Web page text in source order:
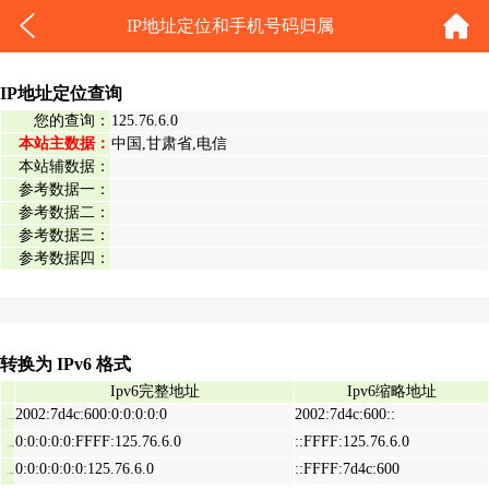
IP地址定位和手机号码归属
IP地址定位查询
您的查询： 125.76.6.0
本站主数据： 中国,甘肃省,电信
本站辅数据：
参考数据一：
参考数据二：
参考数据三：
参考数据四：
转换为 IPv6 格式
Ipv6完整地址 Ipv6缩略地址
2002:7d4c:600:0:0:0:0:0 2002:7d4c:600::
0:0:0:0:0:FFFF:125.76.6.0 ::FFFF:125.76.6.0
0:0:0:0:0:0:125.76.6.0 ::FFFF:7d4c:600